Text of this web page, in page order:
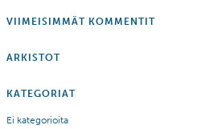
VIIMEISIMMÄT KOMMENTIT
ARKISTOT
KATEGORIAT
Ei kategorioita